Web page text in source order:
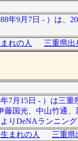
年9月7日 - ）は、
れの人 三重県出
7月15日 - ）は三
藤国光、中山竹通
りDeNAランニング
まれの人 三重県